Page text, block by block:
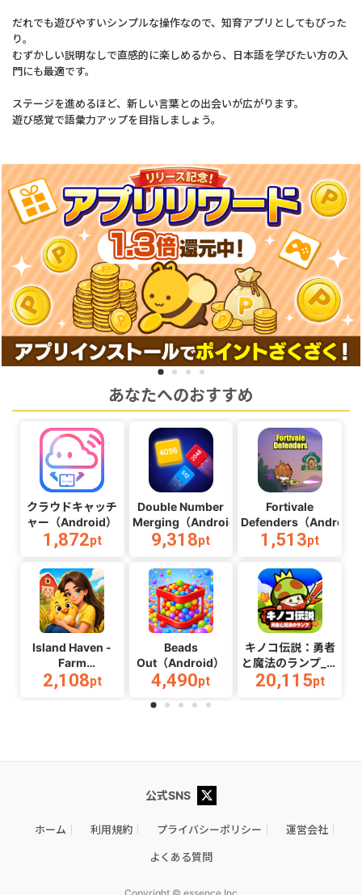
だれでも遊びやすいシンプルな操作なので、知育アプリとしてもぴった
り。
むずかしい説明なしで直感的に楽しめるから、日本語を学びたい方の入
門にも最適です。
ステージを進めるほど、新しい言葉との出会いが広がります。
遊び感覚で語彙力アップを目指しましょう。
あなたへのおすすめ
クラウドキャッチ
ャー（Android）
1,872pt
Double Number
Merging（Android）
9,318pt
Fortivale
Defenders（Android
1,513pt
Island Haven -
Farm
Adventure（Android）
2,108pt
Beads
Out（Android）
4,490pt
キノコ伝説：勇者
と魔法のランプ_マ
ルチ
2（Android）
20,115pt
公式SNS
ホーム 利用規約 プライバシーポリシー 運営会社
よくある質問